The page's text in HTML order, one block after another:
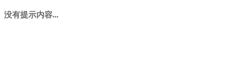
没有提示内容...